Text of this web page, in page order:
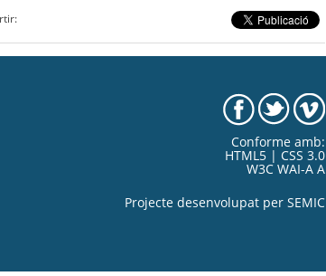
Conforme amb:
HTML5 | CSS 3.0
W3C WAI-A A
Projecte desenvolupat per SEMIC